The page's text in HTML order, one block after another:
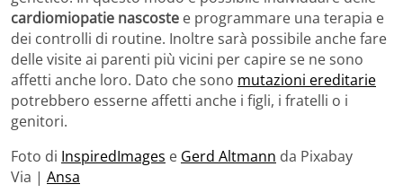
cardiomiopatie nascoste e programmare una terapia e
dei controlli di routine. Inoltre sarà possibile anche fare
delle visite ai parenti più vicini per capire se ne sono
affetti anche loro. Dato che sono mutazioni ereditarie
potrebbero esserne affetti anche i figli, i fratelli o i
genitori.
Foto di InspiredImages e Gerd Altmann da Pixabay
Via | Ansa